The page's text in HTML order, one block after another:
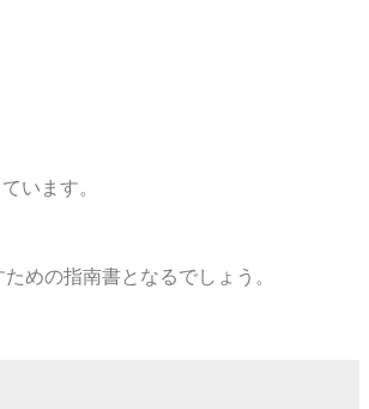
います。
めの指南書となるでしょう。